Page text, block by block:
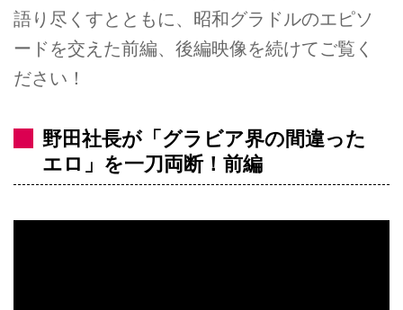
語り尽くすとともに、昭和グラドルのエピソ
ードを交えた前編、後編映像を続けてご覧く
ださい！
野田社長が「グラビア界の間違った
エロ」を一刀両断！前編